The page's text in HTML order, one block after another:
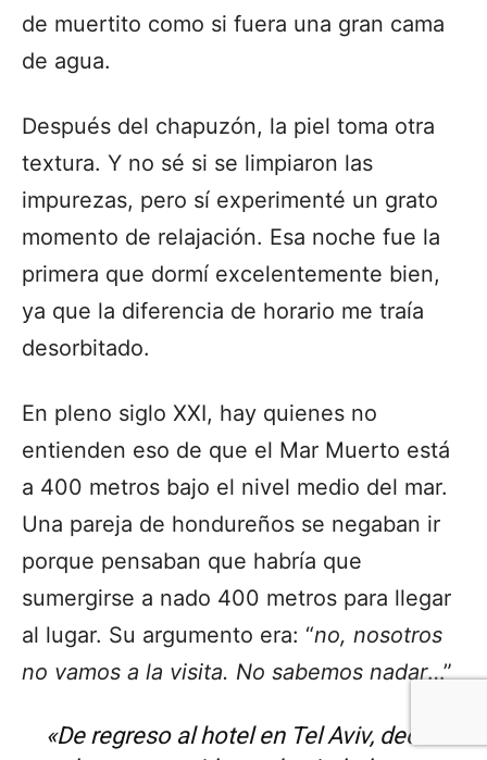
de muertito como si fuera una gran cama
de agua.
Después del chapuzón, la piel toma otra
textura. Y no sé si se limpiaron las
impurezas, pero sí experimenté un grato
momento de relajación. Esa noche fue la
primera que dormí excelentemente bien,
ya que la diferencia de horario me traía
desorbitado.
En pleno siglo XXI, hay quienes no
entienden eso de que el Mar Muerto está
a 400 metros bajo el nivel medio del mar.
Una pareja de hondureños se negaban ir
porque pensaban que habría que
sumergirse a nado 400 metros para llegar
al lugar. Su argumento era: “no, nosotros
no vamos a la visita. No sabemos nadar…”
«De regreso al hotel en Tel Aviv, decidí